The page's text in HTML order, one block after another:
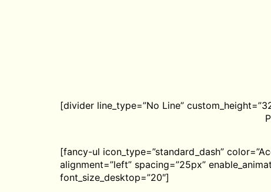
[divider line_type=”No Line”
[fancy-ul icon_type=”standard_dash”
alignment=”left” spacing=”25px”
font_size_desktop=”20″]